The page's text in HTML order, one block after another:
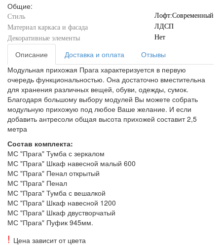
Общие:
Стиль
Лофт:Современный
Материал каркаса и фасада
ЛДСП
Декоративные элементы
Нет
Описание Доставка и оплата
Отзывы
Модульная прихожая Прага характеризуется в первую
очередь функциональностью. Она достаточно вместительна
для хранения различных вещей, обуви, одежды, сумок.
Благодаря большому выбору модулей Вы можете собрать
модульную прихожую под любое Ваше желание. И если
добавить антресоли общая высота прихожей составит 2,5
метра
Состав комплекта:
МС "Прага" Тумба с зеркалом
МС "Прага" Шкаф навесной малый 600
МС "Прага" Пенал открытый
МС "Прага" Пенал
МС "Прага" Тумба с вешалкой
МС "Прага" Шкаф навесной 1200
МС "Прага" Шкаф двустворчатый
МС "Прага" Пуфик 945мм.
! Цена зависит от цвета